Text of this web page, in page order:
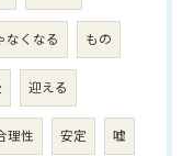
なくなる もの
迎える
理性 安定 嘘